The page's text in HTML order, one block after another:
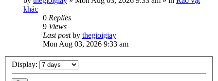
khác
0 Replies
9 Views
Last postby thegioigiay
Mon Aug 03, 2026 9:33 am
Display: